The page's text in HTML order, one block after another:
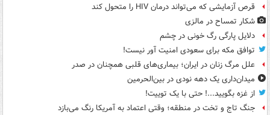
قرص آزمایشی که می‌تواند درمان HIV را متحول کند
شکار تمساح در مالزی
دلایل پارگی رگ خونی در چشم
توافق مکه برای سعودی امنیت آور نیست!
علل مرگ زنان در ایران؛ بیماری‌های قلبی همچنان در صدر
میدان‌داری یک دهه نودی در بین‌الحرمین
از غزه بگویید...! حتی با یک توییت!
جنگ تاج و تخت در منطقه؛ وقتی اعتماد به آمریکا رنگ می‌بازد